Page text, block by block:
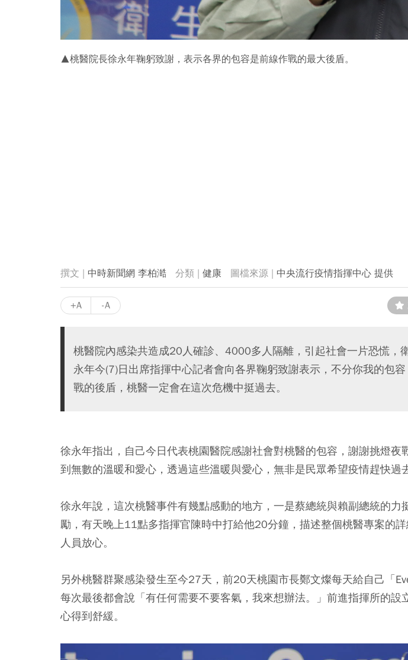
▲桃醫院長徐永年鞠躬致謝，表示各界的包容是前線作戰的最大後盾。
中時新聞網 李柏澔 健康 中央流行疫情指揮中心 提供
+A -A
桃醫院內感染共造成20人確診、4000多人隔離，引起社會一片恐慌，
永年今(7)日出席指揮中心記者會向各界鞠躬致謝表示，不分你我的包
戰的後盾，桃醫一定會在這次危機中挺過去。
徐永年指出，自己今日代表桃園醫院感謝社會對桃醫的包容，謝謝挑燈夜
到無數的溫暖和愛心，透過這些溫暖與愛心，無非是民眾希望疫情趕快過
徐永年說，這次桃醫事件有幾點感動的地方，一是蔡總統與賴副總統的力
勵，有天晚上11點多指揮官陳時中打給他20分鐘，描述整個桃醫專案的
人員放心。
另外桃醫群聚感染發生至今27天，前20天桃園市長鄭文燦每天給自己「
每次最後都會說「有任何需要不要客氣，我來想辦法。」前進指揮所的設
心得到舒緩。